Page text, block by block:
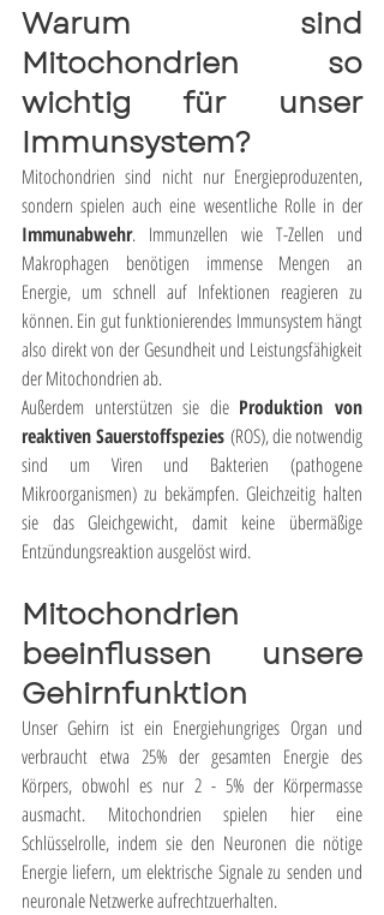
Warum sind
Mitochondrien so
wichtig für unser
Immunsystem?
Mitochondrien sind nicht nur Energieproduzenten,
Immunabwehr. Immunzellen wie T-Zellen und
Makrophagen benötigen immense Mengen an
Energie, um schnell auf Infektionen reagieren zu
können. Ein gut funktionierendes Immunsystem hängt
also direkt von der Gesundheit und Leistungsfähigkeit
der Mitochondrien ab.
Außerdem unterstützen sie die Produktion von
reaktiven Sauerstoffspezies (ROS), die notwendig
sind um Viren und Bakterien (pathogene
Mikroorganismen) zu bekämpfen. Gleichzeitig halten
sie das Gleichgewicht, damit keine übermäßige
Entzündungsreaktion ausgelöst wird.
Mitochondrien
beeinflussen unsere
Gehirnfunktion
Unser Gehirn ist ein Energiehungriges Organ und
verbraucht etwa 25% der gesamten Energie des
Körpers, obwohl es nur 2 - 5% der Körpermasse
ausmacht. Mitochondrien spielen hier eine
Schlüsselrolle, indem sie den Neuronen die nötige
Energie liefern, um elektrische Signale zu senden und
neuronale Netzwerke aufrechtzuerhalten.